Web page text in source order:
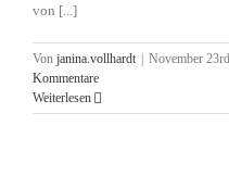
von [...]
Von janina.vollhardt November
Kommentare
Weiterlesen